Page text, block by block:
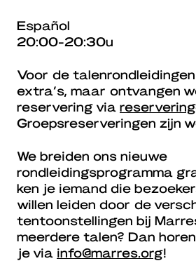
Español
20:00-20:30u
Voor de
extra’s, maar ontvangen
reservering via
Groepsreserveringen zijn
We breiden ons nieuwe
rondleidingsprogramma
ken je iemand die
willen leiden door de
tentoonstellingen bij
meerdere talen? Dan
je via info@marres.org!